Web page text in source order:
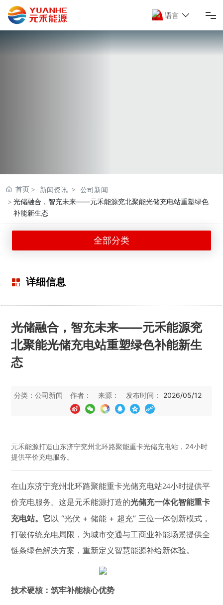
联系我们
语言
首页 新闻资讯
公司新闻
光储融合，智充未来——元禾能源兖北聚能光储充电站重塑绿色
补能新生态
全部分类
详细信息
光储融合，智充未来——元禾能源兖
北聚能光储充电站重塑绿色补能新生
态
分类：公司新闻 作者： 来源： 发布时间： 2026/05/12
元禾能源打造山东济宁兖州北环路聚能重卡光储充电站，24小时
提供平价充电服务。
在山东济宁兖州北环路聚能重卡光储充电站24小时提供平
价充电服务。这是元禾能源打造的光储充一体化智能重卡
充电站。它 以 “光伏 +储能 + 超充” 三位一体创新模式，
打破传统充电局限，为城市交通与工商业补能场景提供全
链条绿色解决方案，重新定义智慧能源补给新体验。
技术硬核：筑牢补能核心优势